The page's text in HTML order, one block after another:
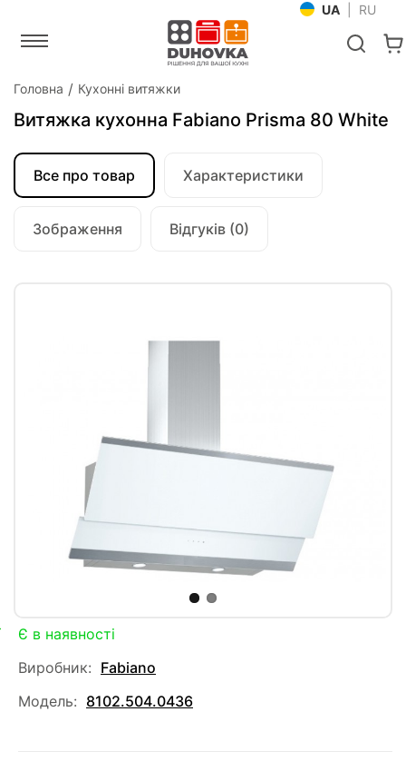
UA RU
Головна Кухонні витяжки
Витяжка кухонна Fabiano Prisma 80 White
Все про товар Характеристики
Зображення Відгуків (0)
Є в наявності
Виробник: Fabiano
Модель: 8102.504.0436